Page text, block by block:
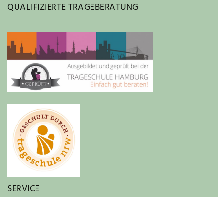
QUALIFIZIERTE TRAGEBERATUNG
SERVICE